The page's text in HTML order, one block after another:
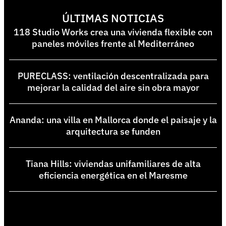
ÚLTIMAS NOTICIAS
118 Studio Works crea una vivienda flexible con
paneles móviles frente al Mediterráneo
PURECLASS: ventilación descentralizada para
mejorar la calidad del aire sin obra mayor
Ananda: una villa en Mallorca donde el paisaje y la
arquitectura se funden
Tiana Hills: viviendas unifamiliares de alta
eficiencia energética en el Maresme